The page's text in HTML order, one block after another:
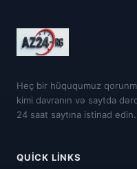
Heç bir hüququmuz
kimi davranın və saytda
24 saat saytına istinad edin.
QUICK LINKS